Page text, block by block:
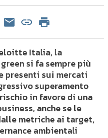
Italia, la
si fa sempre più
presenti sui mercati
superamento
in favore di una
anche se le
metriche ai target,
ambientali